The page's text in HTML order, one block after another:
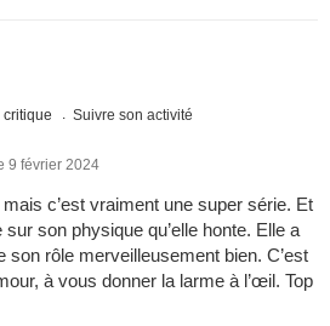
critique Suivre son activité
9 février 2024
c’est vraiment une super série. Et
son physique qu’elle honte. Elle a
son rôle merveilleusement bien. C’est
à vous donner la larme à l’œil. Top